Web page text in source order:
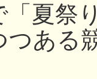
「夏祭
つある